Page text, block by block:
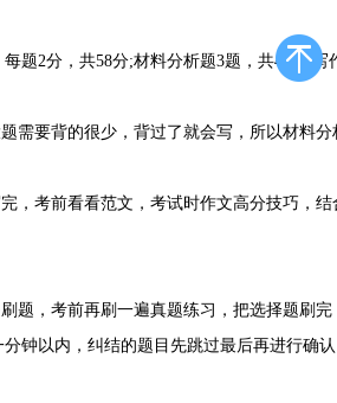
2分，共58分;材料分析题3题，共42分;写
要背的很少，背过了就会写，所以材料分
考前看看范文，考试时作文高分技巧，结
，考前再刷一遍真题练习，把选择题刷完
钟以内，纠结的题目先跳过最后再进行确